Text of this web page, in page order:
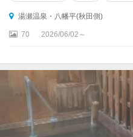
湖
・
温
湯瀬温泉・八幡平(秋田側)
70 2026/06/02～